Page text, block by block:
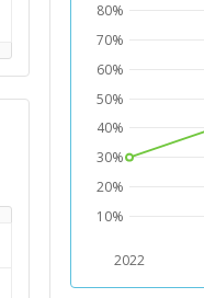
2022
10%
20%
30%
40%
50%
60%
70%
80%